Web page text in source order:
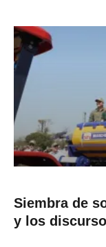
Siembra de
y los